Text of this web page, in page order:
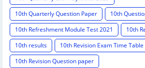
10th Quarterly Question Paper
10th
10th Refreshment Module Test 2021
10th
10th results
10th Revision Exam Time
10th Revision Question paper